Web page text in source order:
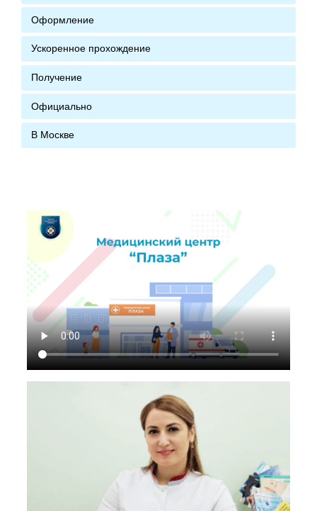
Оформление
Ускоренное прохождение
Получение
Официально
В Москве